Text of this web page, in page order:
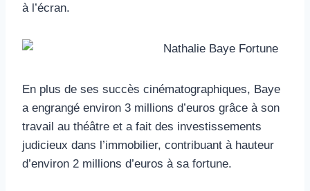
à l’écran.
En plus de ses succès cinématographiques, Baye
a engrangé environ 3 millions d’euros grâce à son
travail au théâtre et a fait des investissements
judicieux dans l’immobilier, contribuant à hauteur
d’environ 2 millions d’euros à sa fortune.